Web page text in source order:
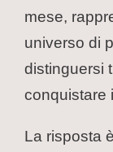
mese,
universo di
distinguersi
conquistare
La risposta